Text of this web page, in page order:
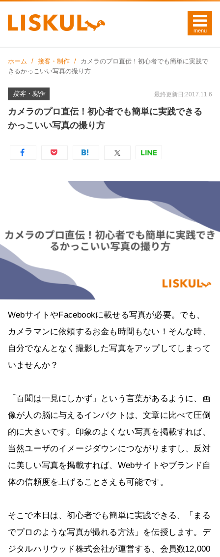
ホーム 接客・制作
カメラのプロ直伝！初心者でも簡単に実践で
きるかっこいい写真の撮り方
接客・制作 最終更新日:2017.11.6
カメラのプロ直伝！初心者でも簡単に実践できる
かっこいい写真の撮り方
WebサイトやFacebookに載せる写真が必要。でも、
カメラマンに依頼するお金も時間もない！そんな時、
自分でなんとなく撮影した写真をアップしてしまって
いませんか？
「百聞は一見にしかず」という言葉があるように、画
像が人の脳に与えるインパクトは、文章に比べて圧倒
的に大きいです。印象のよくない写真を掲載すれば、
当然ユーザのイメージダウンにつながりますし、反対
に美しい写真を掲載すれば、Webサイトやブランド自
体の信頼度を上げることさえも可能です。
そこで本日は、初心者でも簡単に実践できる、「まる
でプロのような写真が撮れる方法」を伝授します。デ
ジタルハリウッド株式会社が運営する、会員数12,000